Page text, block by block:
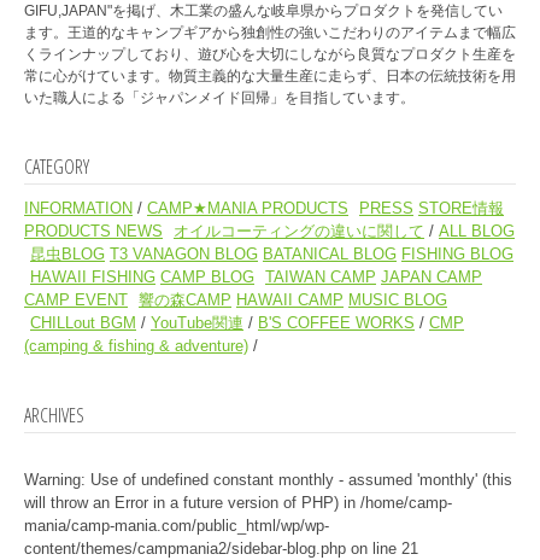
GIFU,JAPAN"を掲げ、木工業の盛んな岐阜県からプロダクトを発信してい
ます。王道的なキャンプギアから独創性の強いこだわりのアイテムまで幅広
くラインナップしており、遊び心を大切にしながら良質なプロダクト生産を
常に心がけています。物質主義的な大量生産に走らず、日本の伝統技術を用
いた職人による「ジャパンメイド回帰」を目指しています。
CATEGORY
INFORMATION CAMP★MANIA PRODUCTS PRESS STORE情報
PRODUCTS NEWS
オイルコーティングの違いに関して
ALL BLOG
昆虫BLOG T3 VANAGON BLOG BATANICAL BLOG FISHING BLOG
HAWAII FISHING CAMP BLOG TAIWAN CAMP JAPAN CAMP
CAMP EVENT 響の森CAMP HAWAII CAMP MUSIC BLOG
CHILLout BGM
YouTube関連 B'S COFFEE WORKS
CMP
(camping & fishing & adventure)
ARCHIVES
Warning: Use of undefined constant monthly - assumed 'monthly' (this
will throw an Error in a future version of PHP) in /home/camp-
mania/camp-mania.com/public_html/wp/wp-
content/themes/campmania2/sidebar-blog.php on line 21